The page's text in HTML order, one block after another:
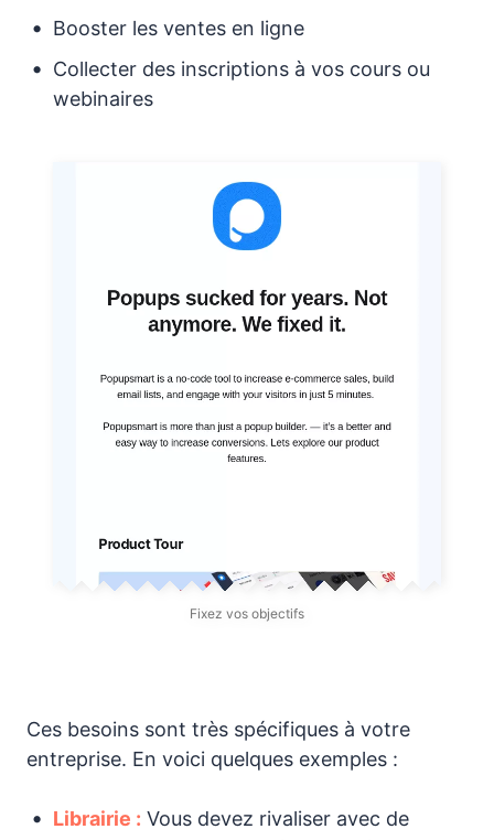
Booster les ventes en ligne
Collecter des inscriptions à vos cours ou
webinaires
Fixez vos objectifs
Ces besoins sont très spécifiques à votre
entreprise. En voici quelques exemples :
Librairie : Vous devez rivaliser avec de